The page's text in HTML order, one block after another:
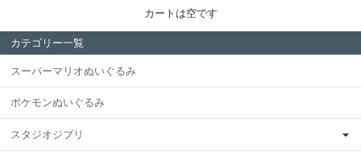
カートは空です
カテゴリー一覧
スーパーマリオぬいぐるみ
ポケモンぬいぐるみ
スタジオジブリ